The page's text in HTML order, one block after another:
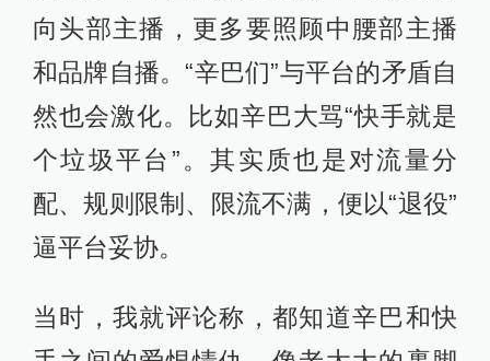
向头部主播，更多要照顾中腰部主播
和品牌自播。“辛巴们”与平台的矛盾自
然也会激化。比如辛巴大骂“快手就是
个垃圾平台”。其实质也是对流量分
配、规则限制、限流不满，便以“退役”
逼平台妥协。
当时，我就评论称，都知道辛巴和快